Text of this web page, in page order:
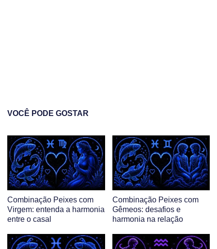
VOCÊ PODE GOSTAR
Combinação Peixes com
Virgem: entenda a harmonia
entre o casal
Combinação Peixes com
Gêmeos: desafios e
harmonia na relação